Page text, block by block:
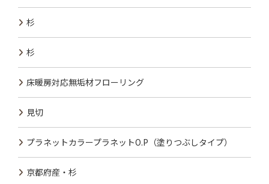
杉
杉
床暖房対応無垢材フローリング
見切
プラネットカラープラネットO.P（塗りつぶしタイプ）
京都府産・杉